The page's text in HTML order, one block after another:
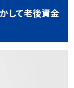
して老後資金